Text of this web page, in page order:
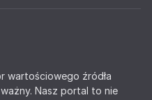
wartościowego źródła
Nasz portal to nie